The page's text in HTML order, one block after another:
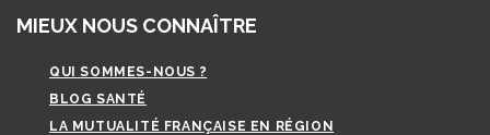
MIEUX NOUS CONNAÎTRE
QUI SOMMES-NOUS ?
BLOG SANTÉ
LA MUTUALITÉ FRANÇAISE EN RÉGION